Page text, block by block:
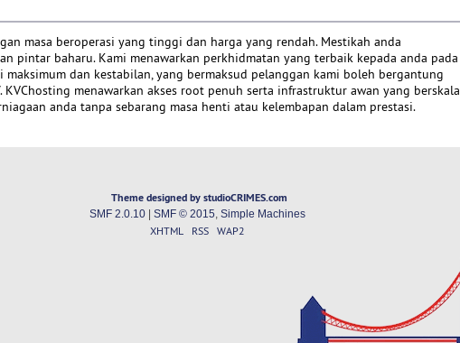
masa beroperasi yang tinggi dan harga yang rendah. Mestikah anda
pintar baharu. Kami menawarkan perkhidmatan yang terbaik kepada anda pada
dan kestabilan, yang bermaksud pelanggan kami boleh bergantung
menawarkan akses root penuh serta infrastruktur awan yang berskala
anda tanpa sebarang masa henti atau kelembapan dalam prestasi.
Theme designed by studioCRIMES.com
SMF 2.0.10| SMF © 2015 Simple Machines
XHTML RSS WAP2